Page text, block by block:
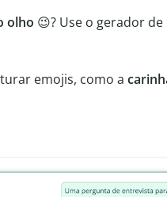
olho 😉? Use o gerador de
emojis, como a